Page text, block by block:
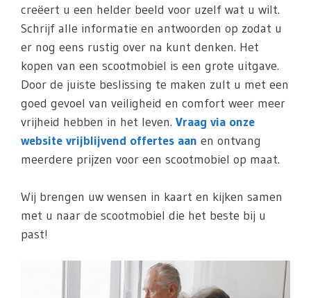
creëert u een helder beeld voor uzelf wat u wilt.
Schrijf alle informatie en antwoorden op zodat u
er nog eens rustig over na kunt denken. Het
kopen van een scootmobiel is een grote uitgave.
Door de juiste beslissing te maken zult u met een
goed gevoel van veiligheid en comfort weer meer
vrijheid hebben in het leven. Vraag via onze
website vrijblijvend offertes aan en ontvang
meerdere prijzen voor een scootmobiel op maat.
Wij brengen uw wensen in kaart en kijken samen
met u naar de scootmobiel die het beste bij u
past!